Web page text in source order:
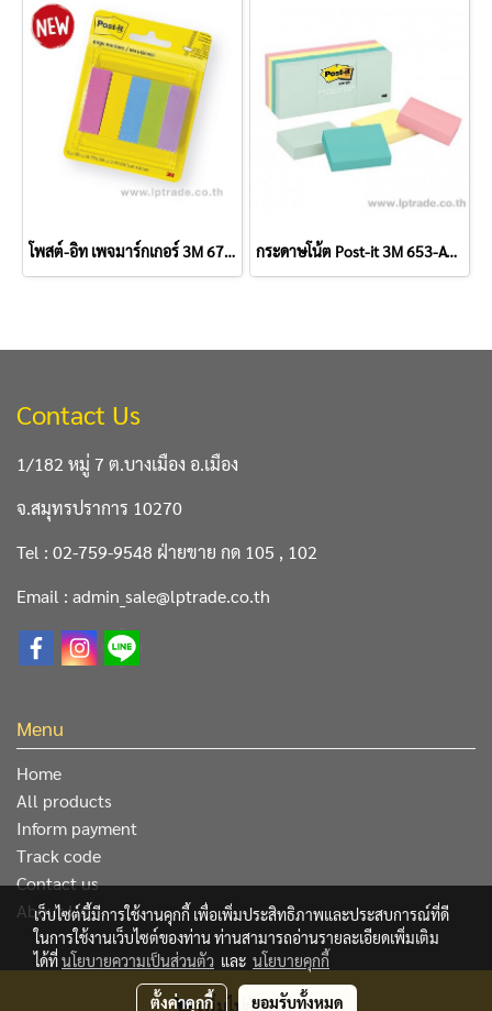
เพิ่มไปยังตระกร้า
โพสต์-อิท เพจมาร์กเกอร์ 3M 670-5ASST 1.5 x 5 ซม. คละสี พลาสเทล (แพ็ค 5 เล่ม) กระดาษโน้ต Post-it 3M 653-AST 1.5"x2" คละสีพาสเทล (แพ็ค 12 เล่ม)
Contact Us
1/182 หมู่ 7 ต.บางเมือง อ.เมือง
จ.สมุทรปราการ 10270
Tel : 02-759-9548 ฝ่ายขาย กด 105 , 102
Email : admin_sale@lptrade.co.th
Menu
Home
All products
Inform payment
Track code
Contact us
About Us
@ Copyright 2019 All Rights Reserved. L&P Trading Center
เว็บไซต์นี้มีการใช้งานคุกกี้ เพื่อเพิ่มประสิทธิภาพและประสบการณ์ที่ดี
ในการใช้งานเว็บไซต์ของท่าน ท่านสามารถอ่านรายละเอียดเพิ่มเติม
ได้ที่นโยบายความเป็นส่วนตัว และ นโยบายคุกกี้
ตั้งค่าคุกกี้ ยอมรับทั้งหมด